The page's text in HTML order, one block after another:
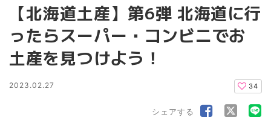
【北海道土産】第6弾 北海道に行
ったらスーパー・コンビニでお
土産を見つけよう！
2023.02.27 34
シェアする